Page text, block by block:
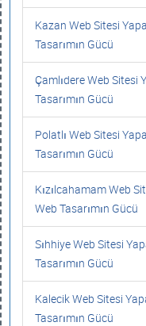
Kazan Web Sitesi
Tasarımın Gücü
Çamlıdere Web
Tasarımın Gücü
Polatlı Web Sitesi
Tasarımın Gücü
Kızılcahamam Web
Web Tasarımın Gücü
Sıhhiye Web Sitesi
Tasarımın Gücü
Kalecik Web Sitesi
Tasarımın Gücü